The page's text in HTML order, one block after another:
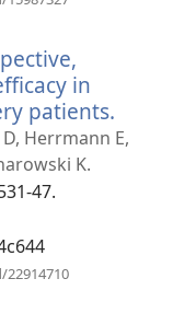
窗
口）
in
patients.
开
Herrmann E,
K.
47.